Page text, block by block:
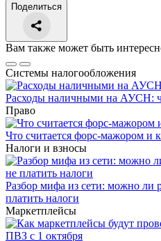
Поделиться
Вам также может быть
Системы налогообложения
Расходы наличными на АУСН:
Право
Что считается форс-мажором и
Налоги и взносы
Разбор мифа из сети: можно ли
платить налоги
Маркетплейсы